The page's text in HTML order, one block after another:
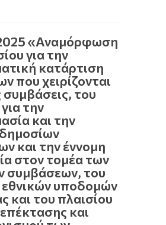
«Αναμόρφωση
για την
κατάρτιση
που χειρίζονται
συμβάσεις, του
την
και την
και την έννομη
στον τομέα των
συμβάσεων, του
εθνικών υποδομών
και του πλαισίου
και